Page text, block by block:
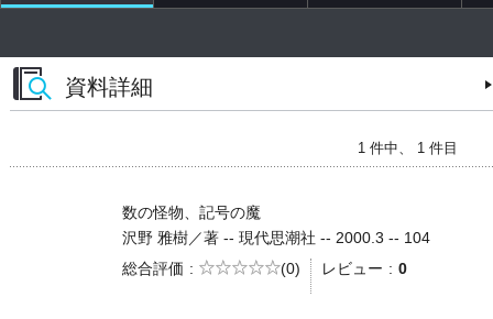
資料詳細
1 件中、 1 件目
数の怪物、記号の魔
沢野 雅樹／著 -- 現代思潮社 -- 2000.3 -- 104
総合評価
5段階評価
(0) レビュー 0